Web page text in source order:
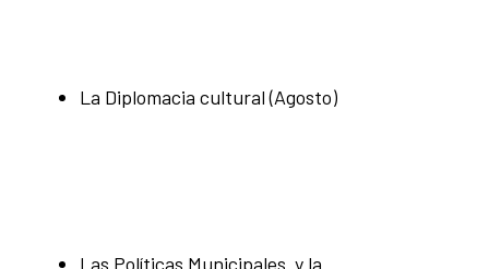
La Diplomacia cultural (Agosto)
Las Políticas Municipales y la